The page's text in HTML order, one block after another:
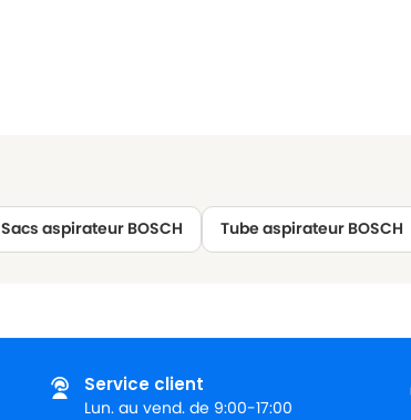
Sacs aspirateur BOSCH Tube aspirateur BOSCH
Service client
Lun. au vend. de 9:00-17:00